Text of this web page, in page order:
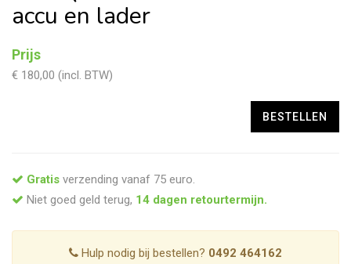
accu en lader
Prijs
€ 180,00 (incl. BTW)
Gratis verzending vanaf 75 euro.
Niet goed geld terug, 14 dagen retourtermijn.
Hulp nodig bij bestellen? 0492 464162